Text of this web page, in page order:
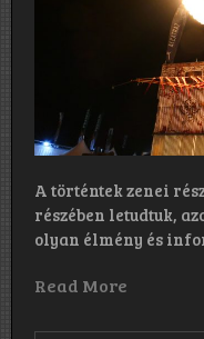
A történtek zenei
részében letudtuk,
olyan élmény és
Read More